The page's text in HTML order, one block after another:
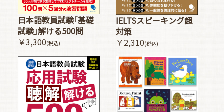
日本語教員試験｢基礎
試験｣解ける500問
￥3,300(税込)
IELTSスピーキング超
対策
￥2,310(税込)